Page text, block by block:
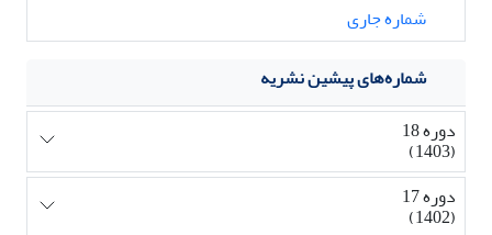
شماره جاری
شماره‌های پیشین نشریه
دوره 18
(1403)
دوره 17
(1402)